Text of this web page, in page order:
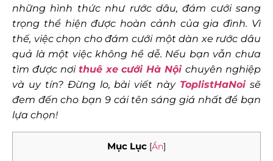
những hình thức như rước dâu, đám cưới sang
trọng thể hiện được hoàn cảnh của gia đình. Vì
thế, việc chọn cho đám cưới một dàn xe rước dâu
quả là một việc không hề dễ. Nếu bạn vẫn chưa
tìm được nơi thuê xe cưới Hà Nộichuyên nghiệp
và uy tín? Đừng lo, bài viết này ToplistHaNoi sẽ
đem đến cho bạn 9 cái tên sáng giá nhất để bạn
lựa chọn!
Mục Lục [Ẩn]